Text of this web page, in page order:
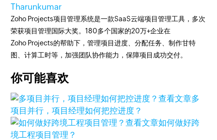
Tharunkumar
Zoho Projects项目管理系统是一款SaaS云端项目管理工具，多次
荣获项目管理国际大奖。180多个国家的20万+企业在
Zoho Projects的帮助下，管理项目进度、分配任务、制作甘特
图、计算工时等，加强团队协作能力，保障项目成功交付。
你可能喜欢
查看文章多
项目并行，项目经理如何把控进度？
查看文章如何做好跨
境工程项目管理？